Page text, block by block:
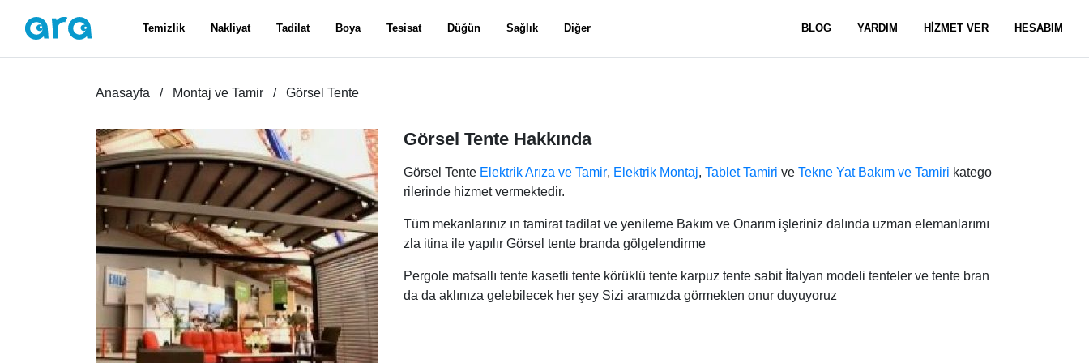
Temizlik Nakliyat Tadilat Boya Tesisat Düğün Sağlık Diğer BLOG YARDIM HİZMET VER HESABIM
Anasayfa Montaj ve Tamir Görsel Tente
Görsel Tente Hakkında
Görsel Tente Elektrik Arıza ve Tamir, Elektrik Montaj, Tablet Tamiri ve Tekne Yat Bakım ve Tamiri katego
rilerinde hizmet vermektedir.
Tüm mekanlarınız ın tamirat tadilat ve yenileme Bakım ve Onarım işleriniz dalında uzman elemanlarımı
zla itina ile yapılır Görsel tente branda gölgelendirme
Pergole mafsallı tente kasetli tente körüklü tente karpuz tente sabit İtalyan modeli tenteler ve tente bran
da da aklınıza gelebilecek her şey Sizi aramızda görmekten onur duyuyoruz